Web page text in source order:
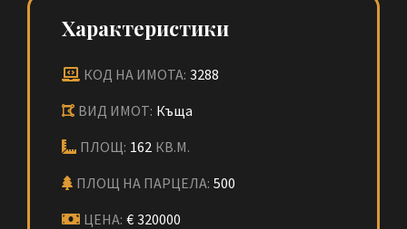
Характеристики
КОД НА ИМОТА: 3288
ВИД ИМОТ: Къща
ПЛОЩ: 162 КВ.М.
ПЛОЩ НА ПАРЦЕЛА: 500
ЦЕНА: € 320000